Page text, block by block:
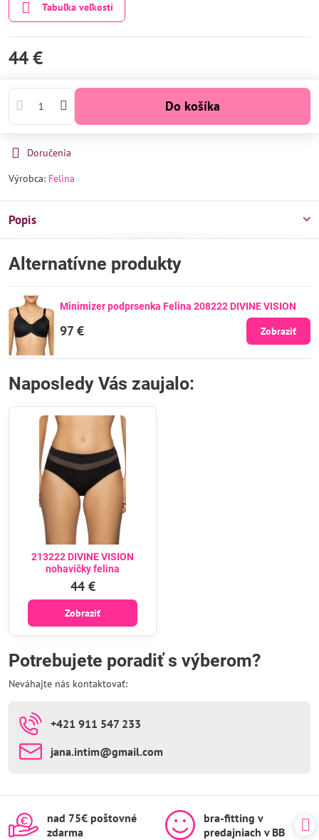
Tabuľka veľkostí
44 €
Do košíka
Doručenia
Výrobca: Felina
Popis
Alternatívne produkty
Minimizer podprsenka Felina 208222 DIVINE VISION
97 € Zobraziť
Naposledy Vás zaujalo:
213222 DIVINE VISION
nohavičky felina
44 €
Zobraziť
Potrebujete poradiť s výberom?
Neváhajte nás kontaktovať:
+421 911 547 233
jana​.intim​@gmail​.com
nad 75€ poštovné
zdarma
bra-fitting v
predajniach v BB